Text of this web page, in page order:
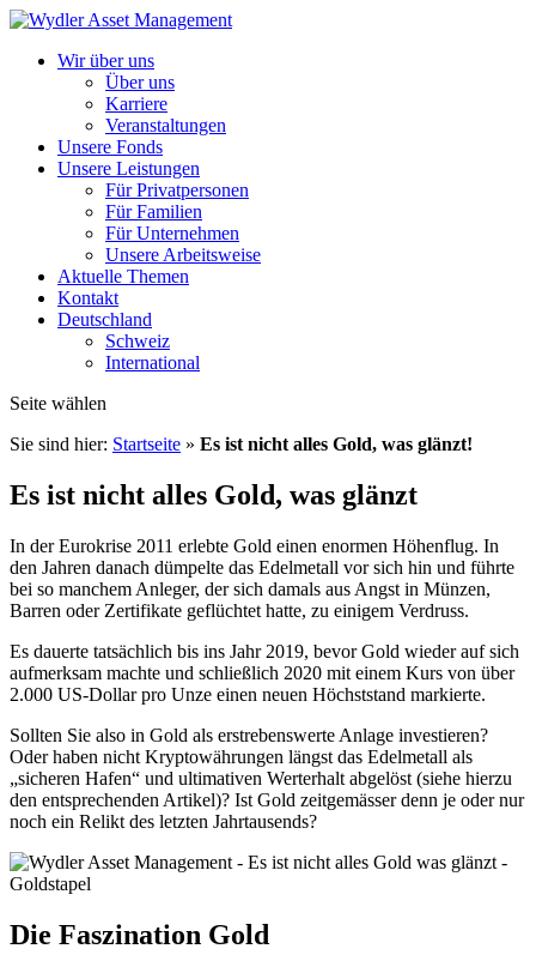
Wir über uns
Über uns
Karriere
Veranstaltungen
Unsere Fonds
Unsere Leistungen
Für Privatpersonen
Für Familien
Für Unternehmen
Unsere Arbeitsweise
Aktuelle Themen
Kontakt
Deutschland
Schweiz
International
Seite wählen
Sie sind hier: Startseite » Es ist nicht alles Gold, was glänzt!
Es ist nicht alles Gold, was glänzt
In der Eurokrise 2011 erlebte Gold einen enormen Höhenflug. In
den Jahren danach dümpelte das Edelmetall vor sich hin und führte
bei so manchem Anleger, der sich damals aus Angst in Münzen,
Barren oder Zertifikate geflüchtet hatte, zu einigem Verdruss.
Es dauerte tatsächlich bis ins Jahr 2019, bevor Gold wieder auf sich
aufmerksam machte und schließlich 2020 mit einem Kurs von über
2.000 US-Dollar pro Unze einen neuen Höchststand markierte.
Sollten Sie also in Gold als erstrebenswerte Anlage investieren?
Oder haben nicht Kryptowährungen längst das Edelmetall als
„sicheren Hafen“ und ultimativen Werterhalt abgelöst (siehe hierzu
den entsprechenden Artikel)? Ist Gold zeitgemässer denn je oder nur
noch ein Relikt des letzten Jahrtausends?
Die Faszination Gold